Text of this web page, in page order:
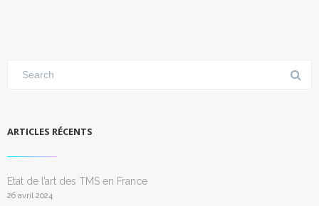
ARTICLES RÉCENTS
Etat de l’art des TMS en France
26 avril 2024